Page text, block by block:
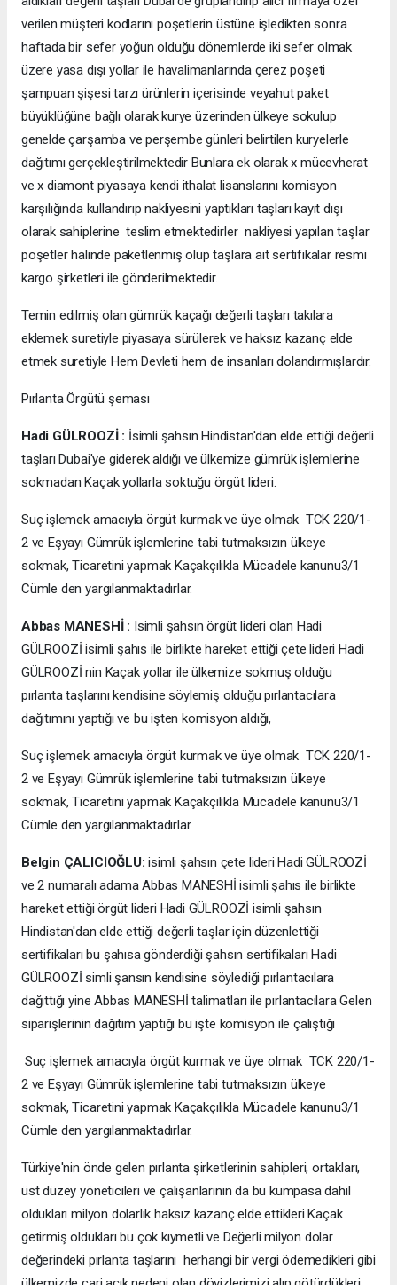
verilen müşteri kodlarını poşetlerin üstüne işledikten sonra
haftada bir sefer yoğun olduğu dönemlerde iki sefer olmak
üzere yasa dışı yollar ile havalimanlarında çerez poşeti
şampuan şişesi tarzı ürünlerin içerisinde veyahut paket
büyüklüğüne bağlı olarak kurye üzerinden ülkeye sokulup
genelde çarşamba ve perşembe günleri belirtilen kuryelerle
dağıtımı gerçekleştirilmektedir Bunlara ek olarak x mücevherat
ve x diamont piyasaya kendi ithalat lisanslarını komisyon
karşılığında kullandırıp nakliyesini yaptıkları taşları kayıt dışı
olarak sahiplerine teslim etmektedirler nakliyesi yapılan taşlar
poşetler halinde paketlenmiş olup taşlara ait sertifikalar resmi
kargo şirketleri ile gönderilmektedir.
Temin edilmiş olan gümrük kaçağı değerli taşları takılara
eklemek suretiyle piyasaya sürülerek ve haksız kazanç elde
etmek suretiyle Hem Devleti hem de insanları dolandırmışlardır.
Pırlanta Örgütü şeması
Hadi GÜLROOZİ : İsimli şahsın Hindistan'dan elde ettiği değerli
taşları Dubai'ye giderek aldığı ve ülkemize gümrük işlemlerine
sokmadan Kaçak yollarla soktuğu örgüt lideri.
Suç işlemek amacıyla örgüt kurmak ve üye olmak TCK 220/1-
2 ve Eşyayı Gümrük işlemlerine tabi tutmaksızın ülkeye
sokmak, Ticaretini yapmak Kaçakçılıkla Mücadele kanunu3/1
Cümle den yargılanmaktadırlar.
Abbas MANESHİ : Isimli şahsın örgüt lideri olan Hadi
GÜLROOZİ isimli şahıs ile birlikte hareket ettiği çete lideri Hadi
GÜLROOZİ nin Kaçak yollar ile ülkemize sokmuş olduğu
pırlanta taşlarını kendisine söylemiş olduğu pırlantacılara
dağıtımını yaptığı ve bu işten komisyon aldığı,
Suç işlemek amacıyla örgüt kurmak ve üye olmak TCK 220/1-
2 ve Eşyayı Gümrük işlemlerine tabi tutmaksızın ülkeye
sokmak, Ticaretini yapmak Kaçakçılıkla Mücadele kanunu3/1
Cümle den yargılanmaktadırlar.
Belgin ÇALICIOĞLU: isimli şahsın çete lideri Hadi GÜLROOZİ
ve 2 numaralı adama Abbas MANESHİ isimli şahıs ile birlikte
hareket ettiği örgüt lideri Hadi GÜLROOZİ isimli şahsın
Hindistan'dan elde ettiği değerli taşlar için düzenlettiği
sertifikaları bu şahısa gönderdiği şahsın sertifikaları Hadi
GÜLROOZİ simli şansın kendisine söylediği pırlantacılara
dağıttığı yine Abbas MANESHİ talimatları ile pırlantacılara Gelen
siparişlerinin dağıtım yaptığı bu işte komisyon ile çalıştığı
Suç işlemek amacıyla örgüt kurmak ve üye olmak TCK 220/1-
2 ve Eşyayı Gümrük işlemlerine tabi tutmaksızın ülkeye
sokmak, Ticaretini yapmak Kaçakçılıkla Mücadele kanunu3/1
Cümle den yargılanmaktadırlar.
Türkiye'nin önde gelen pırlanta şirketlerinin sahipleri, ortakları,
üst düzey yöneticileri ve çalışanlarının da bu kumpasa dahil
oldukları milyon dolarlık haksız kazanç elde ettikleri Kaçak
getirmiş oldukları bu çok kıymetli ve Değerli milyon dolar
değerindeki pırlanta taşlarını herhangi bir vergi ödemedikleri gibi